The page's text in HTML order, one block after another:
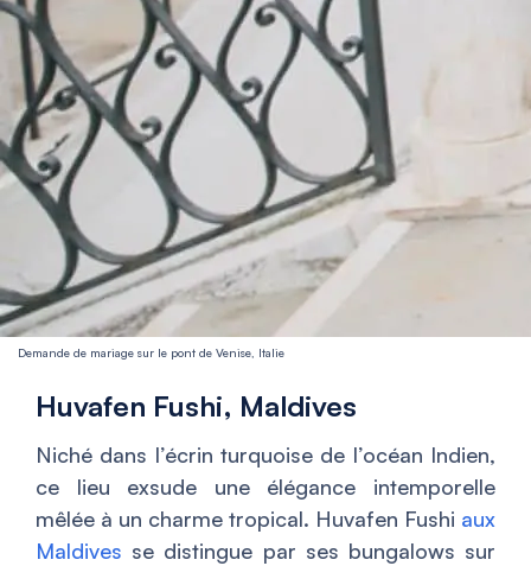
Demande de mariage sur le pont de Venise, Italie
Huvafen Fushi, Maldives
Niché dans l’écrin turquoise de l’océan Indien,
ce lieu exsude une élégance intemporelle
mêlée à un charme tropical. Huvafen Fushi aux
Maldives se distingue par ses bungalows sur